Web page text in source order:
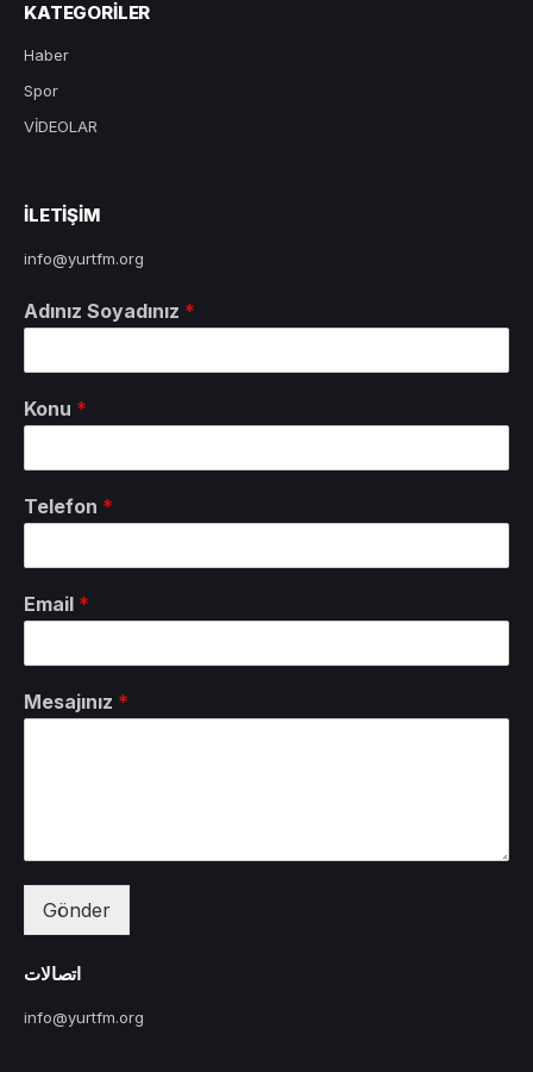
KATEGORILER
Haber
Spor
VİDEOLAR
ILETIŞIM
info@yurtfm.org
Adınız Soyadınız *
Konu *
Telefon *
Email *
Mesajınız *
Gönder
اتصالات
info@yurtfm.org